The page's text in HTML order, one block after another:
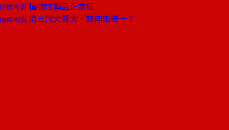
國際視窗 植物性藥品正當紅
國際視窗 第三代大哥大，該向誰統一？